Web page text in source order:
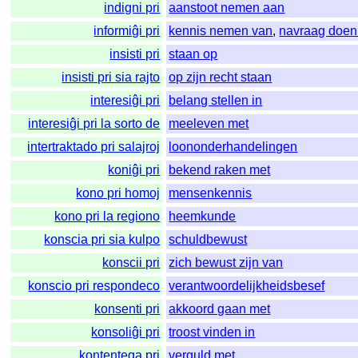
indigni pri
aanstoot nemen aan
informiĝi pri
kennis nemen van, navraag
insisti pri
staan op
insisti pri sia rajto
op zijn recht staan
interesiĝi pri
belang stellen in
interesiĝi pri la sorto de
meeleven met
intertraktado pri salajroj
loononderhandelingen
koniĝi pri
bekend raken met
kono pri homoj
mensenkennis
kono pri la regiono
heemkunde
konscia pri sia kulpo
schuldbewust
konscii pri
zich bewust zijn van
konscio pri respondeco
verantwoordelijkheidsbesef
konsenti pri
akkoord gaan met
konsoliĝi pri
troost vinden in